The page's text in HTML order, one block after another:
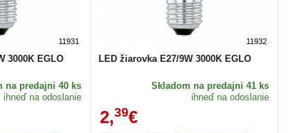
11931
3000K EGLO
na predajni 40 ks
ihneď na odoslanie
11932
LED žiarovka E27/9W 3000K EGLO
Skladom na predajni 41 ks
ihneď na odoslanie
2,39€